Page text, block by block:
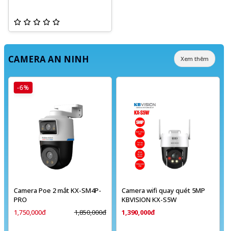
CAMERA AN NINH Xem thêm
-6%
Camera Poe 2 mắt KX-SM4P-
PRO
1,750,000đ
1,850,000đ
Camera wifi quay quét 5MP
KBVISION KX-S5W
1,390,000đ